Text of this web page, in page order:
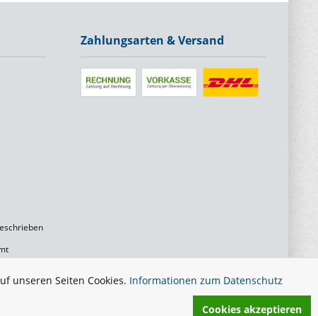
Zahlungsarten & Versand
unseren Seiten Cookies. Informationen zum Datenschutz
Cookies akzeptieren